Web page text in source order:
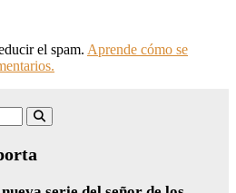
el spam. Aprende cómo se